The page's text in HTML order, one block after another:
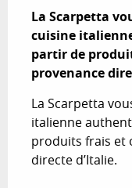
La Scarpetta
cuisine
partir de
provenance
La Scarpetta
italienne
produits frais et
directe d’Italie.